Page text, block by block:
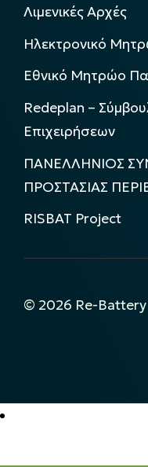
Λιμενικές Αρχές
Ηλεκτρονικό
Εθνικό Μητρώο
Redeplan –
Επιχειρήσεων
ΠΑΝΕΛΛΗΝΙΟΣ
ΠΡΟΣΤΑΣΙΑΣ
RISBAT Project
© 2026 Re-